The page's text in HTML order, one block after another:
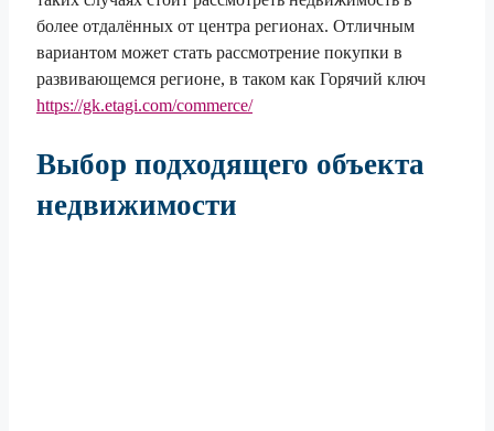
более отдалённых от центра регионах. Отличным
вариантом может стать рассмотрение покупки в
развивающемся регионе, в таком как Горячий ключ
https://gk.etagi.com/commerce/
Выбор подходящего объекта
недвижимости